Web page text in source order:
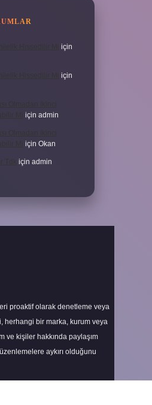
Hissedilir Mi
için
Hissedilir Mi için
Olmadan Ikinci
Mi için admin
Olmadan Ikinci
Mi için Okan
Tdk için admin
proaktif olarak denetleme veya
herhangi bir marka, kurum veya
ve kişiler hakkında paylaşım
aykırı olduğunu